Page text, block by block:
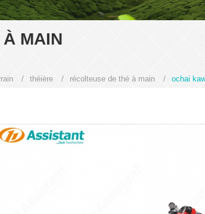
MAIN
/ théière / récolteuse de thé à main / ochai